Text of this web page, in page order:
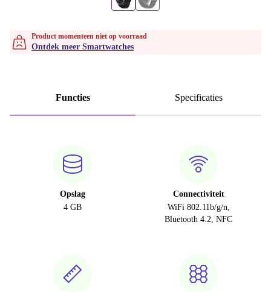
Product momenteen niet op voorraad
Ontdek meer Smartwatches
Functies Specificaties
Opslag
4 GB
Connectiviteit
WiFi 802.11b/g/n,
Bluetooth 4.2, NFC